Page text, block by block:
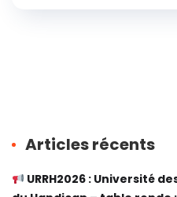
Articles récents
URRH2026 : Université